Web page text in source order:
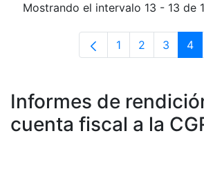
Mostrando el intervalo 13 - 13 de
Página
1 Página
2 Página
3 4
Informes de
cuenta fiscal a la